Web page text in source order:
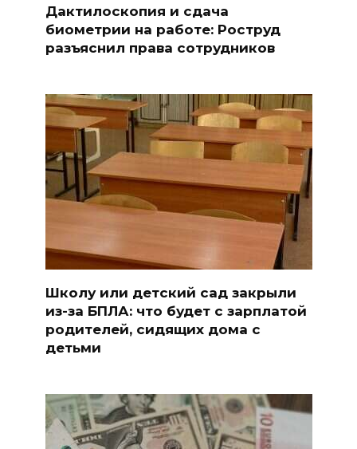
Дактилоскопия и сдача
биометрии на работе: Роструд
разъяснил права сотрудников
Школу или детский сад закрыли
из-за БПЛА: что будет с зарплатой
родителей, сидящих дома с
детьми